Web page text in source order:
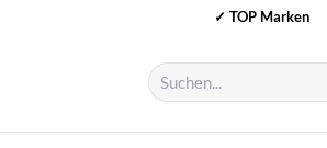
✓ TOP Marken
Suchen
nach: